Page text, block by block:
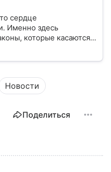
сердце
Именно здесь
которые касаются
от образования и
Новости
Поделиться